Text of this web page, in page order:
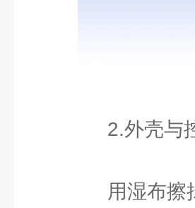
2.外壳与控
用湿布擦拭